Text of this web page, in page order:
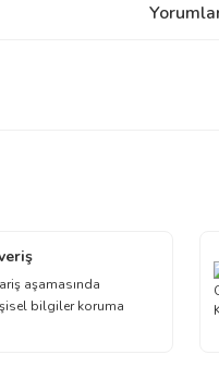
Yorum
aşamasında
bilgiler koruma